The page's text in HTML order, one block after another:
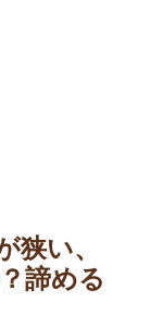
狭い、
諦める